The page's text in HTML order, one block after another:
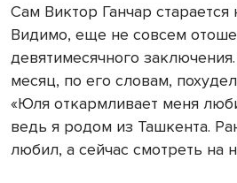
Сам Виктор Ганчар старается
Видимо, еще не совсем
девятимесячного
месяц, по его словам,
«Юля откармливает меня
ведь я родом из Ташкента.
любил, а сейчас смотреть на